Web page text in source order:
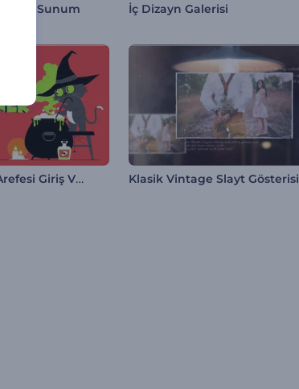
Sunum İç Dizayn Galerisi
Cadılar Bayramı Arefesi Giriş Videosu Klasik Vintage Slayt Gösterisi